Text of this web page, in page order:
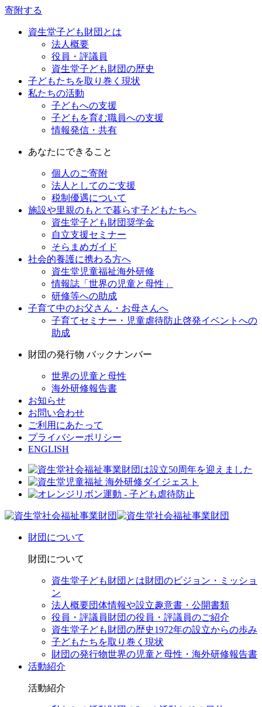
寄附する
資生堂子ども財団とは
法人概要
役員・評議員
資生堂子ども財団の歴史
子どもたちを取り巻く現状
私たちの活動
子どもへの支援
子どもを育む職員への支援
情報発信・共有
あなたにできること
個人のご寄附
法人としてのご支援
税制優遇について
施設や里親のもとで暮らす子どもたちへ
資生堂子ども財団奨学金
自立支援セミナー
そらまめガイド
社会的養護に携わる方へ
資生堂児童福祉海外研修
情報誌「世界の児童と母性」
研修等への助成
子育て中のお父さん・お母さんへ
子育てセミナー・児童虐待防止啓発イベントへの
助成
財団の発行物 バックナンバー
世界の児童と母性
海外研修報告書
お知らせ
お問い合わせ
ご利用にあたって
プライバシーポリシー
ENGLISH
財団について
財団について
資生堂子ども財団とは財団のビジョン・ミッショ
ン
法人概要団体情報や設立趣意書・公開書類
役員・評議員財団の役員・評議員のご紹介
資生堂子ども財団の歴史1972年の設立からの歩み
子どもたちを取り巻く現状
財団の発行物世界の児童と母性・海外研修報告書
活動紹介
活動紹介